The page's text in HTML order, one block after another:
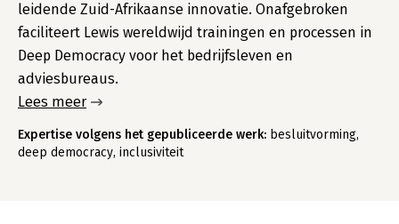
leidende Zuid-Afrikaanse innovatie. Onafgebroken
faciliteert Lewis wereldwijd trainingen en processen in
Deep Democracy voor het bedrijfsleven en
adviesbureaus.
Lees meer
Expertise volgens het gepubliceerde werk: besluitvorming,
deep democracy, inclusiviteit